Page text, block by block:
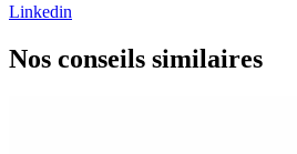
Linkedin
Nos conseils similaires